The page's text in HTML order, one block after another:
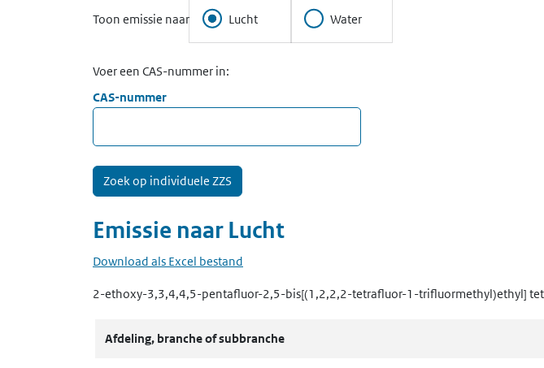
Toon emissie naar Lucht Water
Voer een CAS-nummer in:
CAS-nummer
Emissie naar Lucht
Download als Excel bestand
2-ethoxy-3,3,4,4,5-pentafluor-2,5-bis[(1,2,2,2-tetrafluor-1-trifluormethyl)ethyl]
Afdeling, branche of subbranche